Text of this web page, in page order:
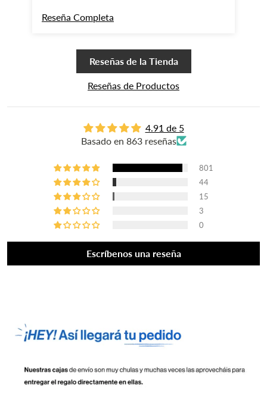
Reseña Completa
Reseñas de la Tienda
Reseñas de Productos
4.91 de 5
Basado en 863 reseñas
801
44
15
3
0
Escríbenos una reseña